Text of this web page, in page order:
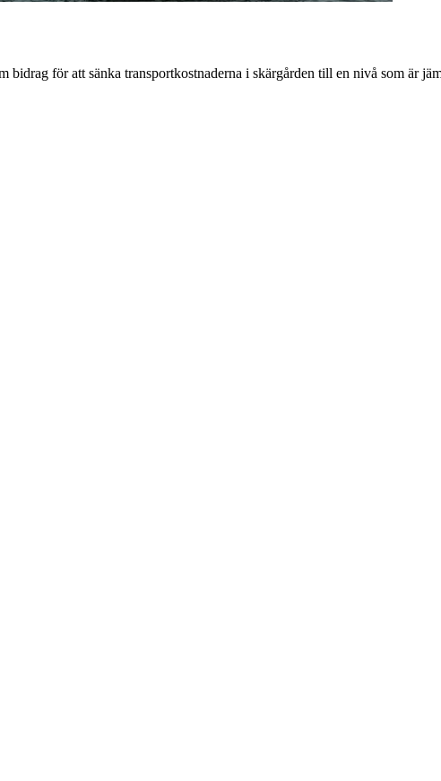
bidrag för att sänka transportkostnaderna i skärgården till en nivå som är